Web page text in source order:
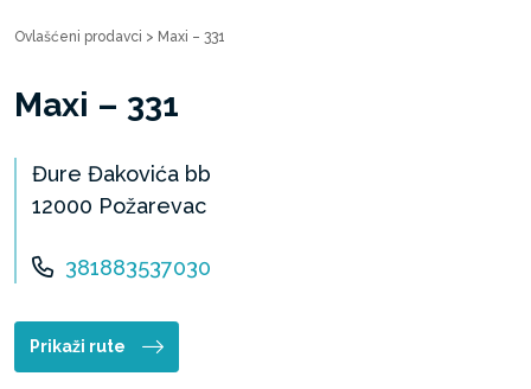
Ovlašćeni prodavci > Maxi – 331
Maxi – 331
Đure Đakovića bb
12000 Požarevac
381883537030
Prikaži rute